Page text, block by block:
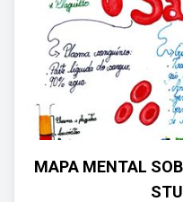
MAPA MENTAL